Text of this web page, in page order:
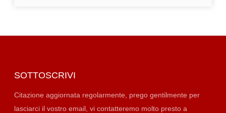
SOTTOSCRIVI
Citazione aggiornata regolarmente, prego gentilmente per
lasciarci il vostro email, vi contatteremo molto presto a